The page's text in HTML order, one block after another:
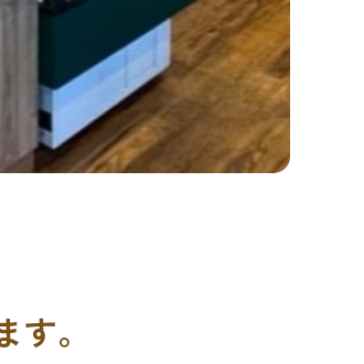
。